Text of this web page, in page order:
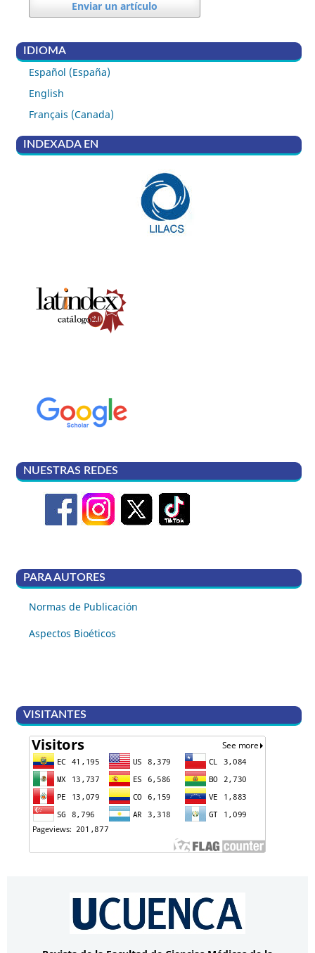
Enviar un artículo
IDIOMA
Español (España)
English
Français (Canada)
INDEXADA EN
NUESTRAS REDES
PARA AUTORES
Normas de Publicación
Aspectos Bioéticos
VISITANTES